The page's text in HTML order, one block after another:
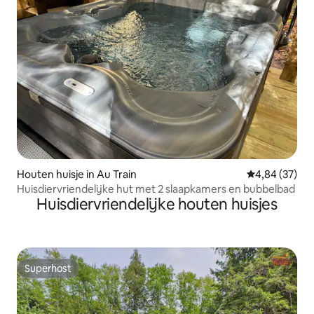
Houten huisje in Au Train Gemiddelde
4,84 (37)
Huisdiervriendelijke hut met 2 slaapkamers en bubbelbad
Huisdiervriendelijke houten huisjes
Superhost
Superhost